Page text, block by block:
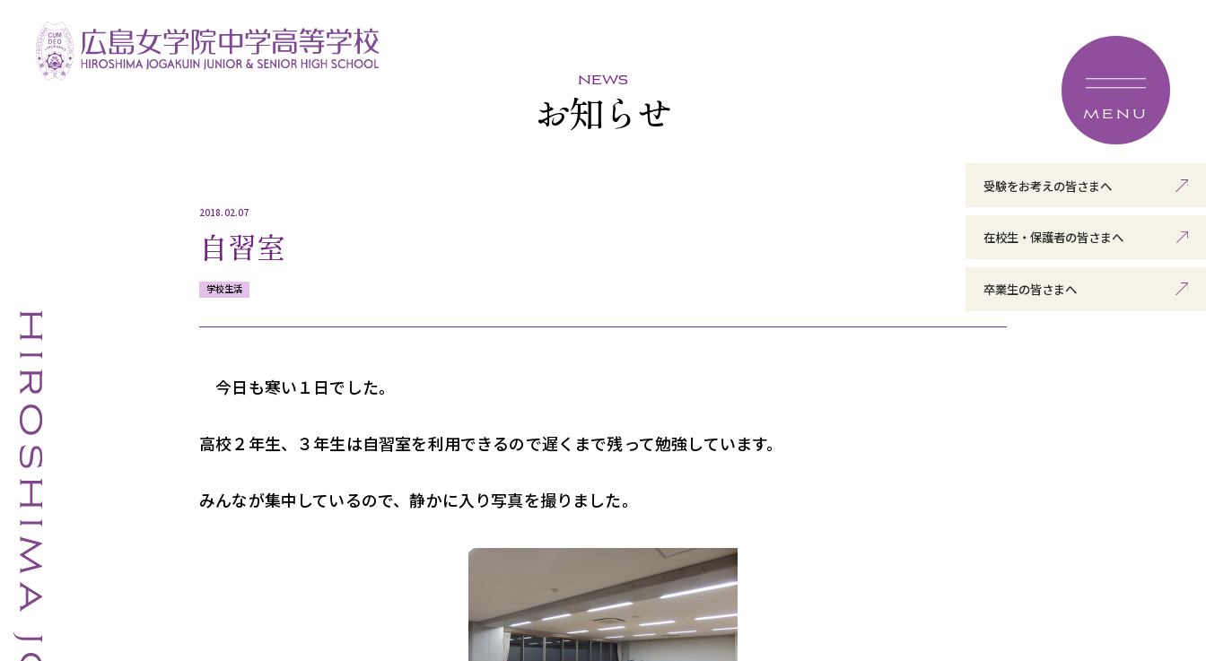
MENU
受験をお考えの皆さまへ
在校生・保護者の皆さまへ
卒業生の皆さまへ
news
お知らせ
2018.02.07
自習室
学校生活
今日も寒い１日でした。
高校２年生、３年生は自習室を利用できるので遅くまで残って勉強しています。
みんなが集中しているので、静かに入り写真を撮りました。